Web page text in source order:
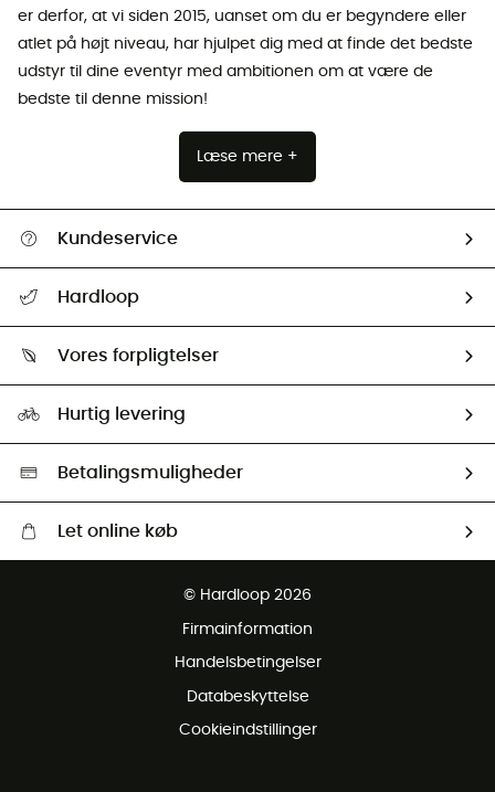
er derfor, at vi siden 2015, uanset om du er begyndere eller
atlet på højt niveau, har hjulpet dig med at finde det bedste
udstyr til dine eventyr med ambitionen om at være de
bedste til denne mission!
Læse mere +
Kundeservice
Returnering & Tilbagebetaling
Hardloop
Our ambassadors
Vores forpligtelser
HardGreen Udvalg
Hurtig levering
Betalingsmuligheder
Let online køb
© Hardloop 2026
Firmainformation
Handelsbetingelser
Databeskyttelse
Cookieindstillinger